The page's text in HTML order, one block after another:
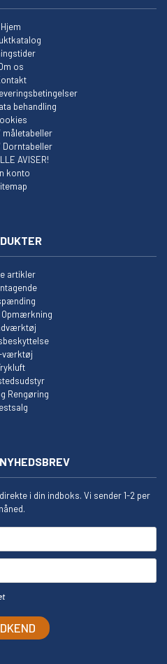
Hjem
os
behandling
Dorntabeller
AVISER!
konto
artikler
Opmærkning
værktøj
Rengøring
i din indboks. Vi sender 1-2 per